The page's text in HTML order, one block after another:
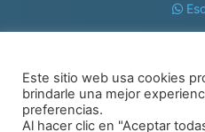
Este sitio web usa cookies
brindarle una mejor
preferencias.
Al hacer clic en "Aceptar